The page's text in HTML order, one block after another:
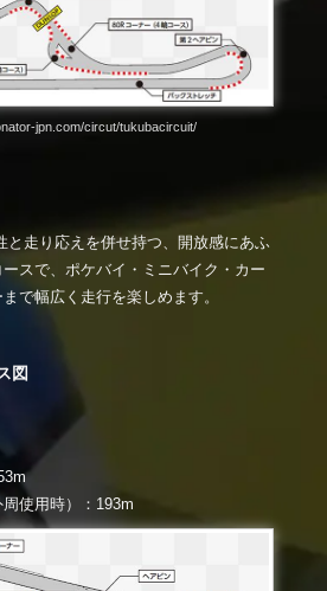
jpn.com/circut/tukubacircuit/
と走り応えを併せ持つ、開放感にあふ
スで、ポケバイ・ミニバイク・カー
で幅広く走行を楽しめます。
図
使用時）：193m